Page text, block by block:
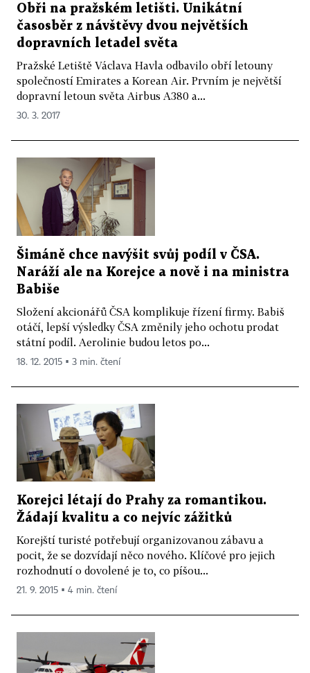
Obři na pražském letišti. Unikátní
časosběr z návštěvy dvou největších
dopravních letadel světa
Pražské Letiště Václava Havla odbavilo obří letouny
společností Emirates a Korean Air. Prvním je největší
dopravní letoun světa Airbus A380 a...
30. 3. 2017
Šimáně chce navýšit svůj podíl v ČSA.
Naráží ale na Korejce a nově i na ministra
Babiše
Složení akcionářů ČSA komplikuje řízení firmy. Babiš
otáčí, lepší výsledky ČSA změnily jeho ochotu prodat
státní podíl. Aerolinie budou letos po...
18. 12. 2015 ▪ 3 min. čtení
Korejci létají do Prahy za romantikou.
Žádají kvalitu a co nejvíc zážitků
Korejští turisté potřebují organizovanou zábavu a
pocit, že se dozvídají něco nového. Klíčové pro jejich
rozhodnutí o dovolené je to, co píšou...
21. 9. 2015 ▪ 4 min. čtení